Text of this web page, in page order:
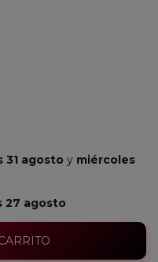
31 agosto y miércoles
27 agosto